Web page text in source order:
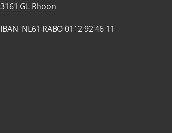
3161 GL Rhoon
IBAN: NL61 RABO 0112 92 46 11